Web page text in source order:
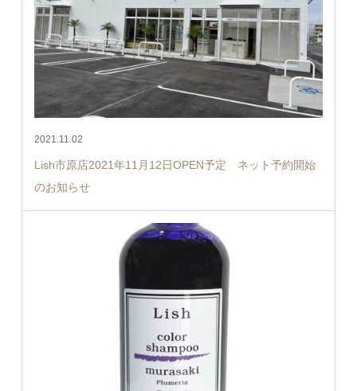
2021.11.02
Lish市原店2021年11月12日OPEN予定 ネット予約開始
のお知らせ